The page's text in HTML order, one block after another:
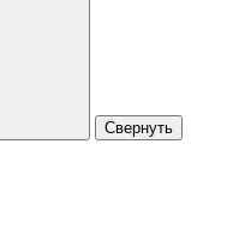
Свернуть